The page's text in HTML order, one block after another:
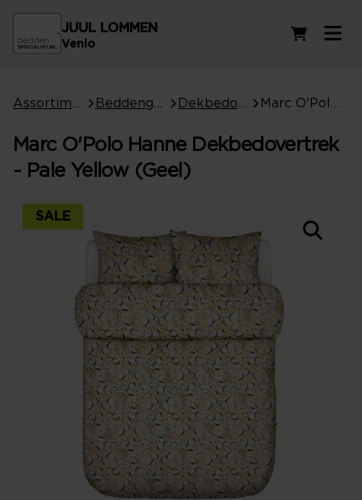
JUUL LOMMEN
Venlo
Marc O'Polo Hanne Dekbedovertrek
- Pale Yellow (Geel)
SALE